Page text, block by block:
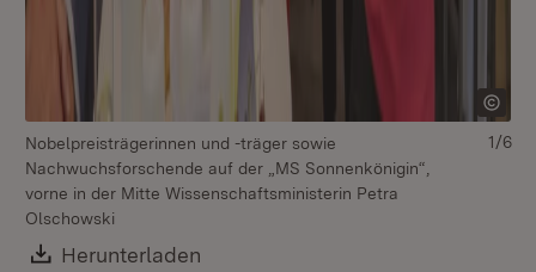
Nobelpreisträgerinnen und -träger sowie
Nachwuchsforschende auf der „MS Sonnenkönigin“,
vorne in der Mitte Wissenschaftsministerin Petra
Olschowski
Download:
Herunterladen
1/6